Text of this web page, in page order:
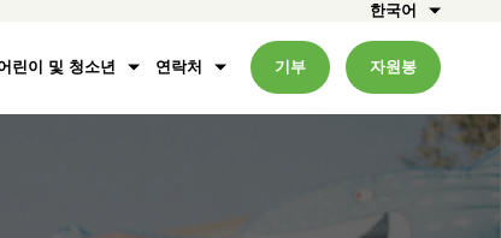
한국어
린이 및 청소년 연락처 기부 자원봉